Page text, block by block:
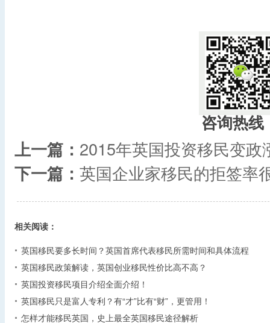
咨询热线
上一篇： 2015年英国投资移民变政
下一篇： 英国企业家移民的拒签率
相关阅读：
英国移民要多长时间？英国首席代表移民所需时间和具体流程
英国移民政策解读，英国创业移民性价比高不高？
英国投资移民项目介绍全面介绍！
英国移民只是富人专利？有“才”比有“财”，更管用！
怎样才能移民英国，史上最全英国移民途径解析